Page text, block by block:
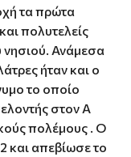
τα πρώτα
πολυτελείς
νησιού. Ανάμεσα
ήταν και ο
το οποίο
στον Α
πολέμους . Ο
και απεβίωσε το